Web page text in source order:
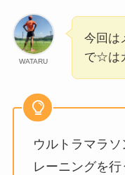
WATARU
今回は
で☆は
ウルトラマラ
レーニングを